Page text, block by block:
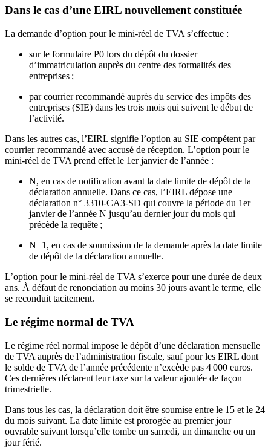
Dans le cas d’une EIRL nouvellement constituée
La demande d’option pour le mini-réel de TVA s’effectue :
sur le formulaire P0 lors du dépôt du dossier
d’immatriculation auprès du centre des formalités des
entreprises ;
par courrier recommandé auprès du service des impôts des
entreprises (SIE) dans les trois mois qui suivent le début de
l’activité.
Dans les autres cas, l’EIRL signifie l’option au SIE compétent par
courrier recommandé avec accusé de réception. L’option pour le
mini-réel de TVA prend effet le 1er janvier de l’année :
N, en cas de notification avant la date limite de dépôt de la
déclaration annuelle. Dans ce cas, l’EIRL dépose une
déclaration n° 3310-CA3-SD qui couvre la période du 1er
janvier de l’année N jusqu’au dernier jour du mois qui
précède la requête ;
N+1, en cas de soumission de la demande après la date limite
de dépôt de la déclaration annuelle.
L’option pour le mini-réel de TVA s’exerce pour une durée de deux
ans. À défaut de renonciation au moins 30 jours avant le terme, elle
se reconduit tacitement.
Le régime normal de TVA
Le régime réel normal impose le dépôt d’une déclaration mensuelle
de TVA auprès de l’administration fiscale, sauf pour les EIRL dont
le solde de TVA de l’année précédente n’excède pas 4 000 euros.
Ces dernières déclarent leur taxe sur la valeur ajoutée de façon
trimestrielle.
Dans tous les cas, la déclaration doit être soumise entre le 15 et le 24
du mois suivant. La date limite est prorogée au premier jour
ouvrable suivant lorsqu’elle tombe un samedi, un dimanche ou un
jour férié.